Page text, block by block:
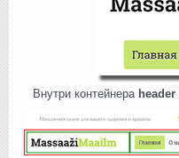
Внутри контейнера header